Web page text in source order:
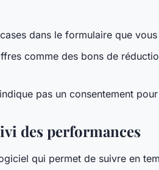
dans le formulaire que
comme des bons de
pas un consentement
des performances
qui permet de suivre en